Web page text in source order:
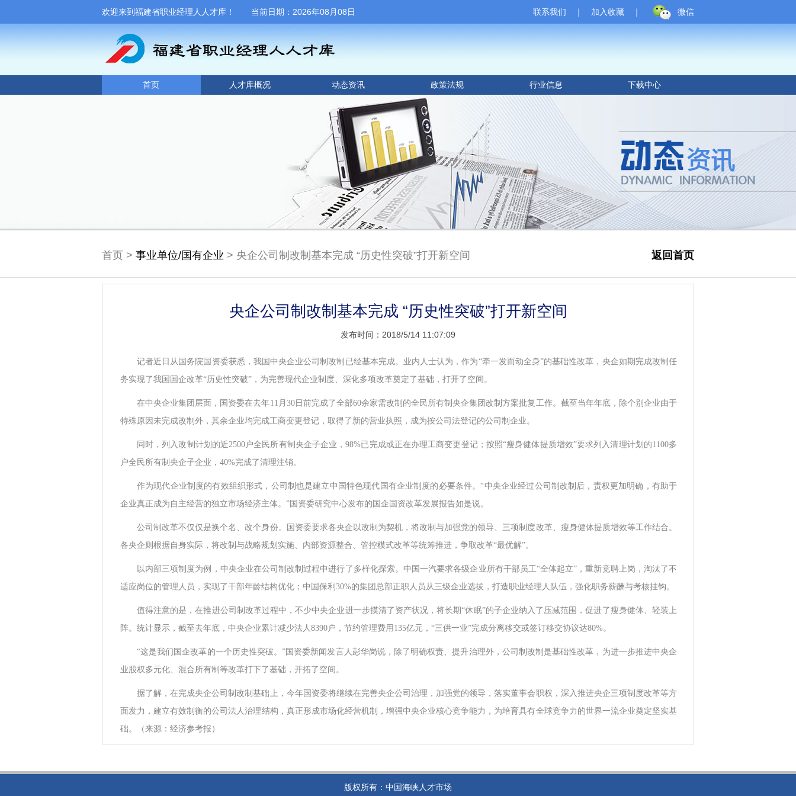
欢迎来到福建省职业经理人人才库！ 当前日期：2026年08月08日 联系我们 ｜ 加入收藏 ｜ 微信
首页 人才库概况 动态资讯 政策法规 行业信息 下载中心
首页 > 事业单位/国有企业 > 央企公司制改制基本完成 “历史性突破”打开新空间 返回首页
央企公司制改制基本完成 “历史性突破”打开新空间
发布时间：2018/5/14 11:07:09
记者近日从国务院国资委获悉，我国中央企业公司制改制已经基本完成。业内人士认为，作为“牵一发而动全身”的基础性改革，央企如期完成改制任
务实现了我国国企改革“历史性突破”，为完善现代企业制度、深化多项改革奠定了基础，打开了空间。
在中央企业集团层面，国资委在去年11月30日前完成了全部60余家需改制的全民所有制央企集团改制方案批复工作。截至当年年底，除个别企业由于
特殊原因未完成改制外，其余企业均完成工商变更登记，取得了新的营业执照，成为按公司法登记的公司制企业。
同时，列入改制计划的近2500户全民所有制央企子企业，98%已完成或正在办理工商变更登记；按照“瘦身健体提质增效”要求列入清理计划的1100多
户全民所有制央企子企业，40%完成了清理注销。
作为现代企业制度的有效组织形式，公司制也是建立中国特色现代国有企业制度的必要条件。“中央企业经过公司制改制后，责权更加明确，有助于
企业真正成为自主经营的独立市场经济主体。”国资委研究中心发布的国企国资改革发展报告如是说。
公司制改革不仅仅是换个名、改个身份。国资委要求各央企以改制为契机，将改制与加强党的领导、三项制度改革、瘦身健体提质增效等工作结合。
各央企则根据自身实际，将改制与战略规划实施、内部资源整合、管控模式改革等统筹推进，争取改革“最优解”。
以内部三项制度为例，中央企业在公司制改制过程中进行了多样化探索。中国一汽要求各级企业所有干部员工“全体起立”，重新竞聘上岗，淘汰了不
适应岗位的管理人员，实现了干部年龄结构优化；中国保利30%的集团总部正职人员从三级企业选拔，打造职业经理人队伍，强化职务薪酬与考核挂钩。
值得注意的是，在推进公司制改革过程中，不少中央企业进一步摸清了资产状况，将长期“休眠”的子企业纳入了压减范围，促进了瘦身健体、轻装上
阵。统计显示，截至去年底，中央企业累计减少法人8390户，节约管理费用135亿元，“三供一业”完成分离移交或签订移交协议达80%。
“这是我们国企改革的一个历史性突破。”国资委新闻发言人彭华岗说，除了明确权责、提升治理外，公司制改制是基础性改革，为进一步推进中央企
业股权多元化、混合所有制等改革打下了基础，开拓了空间。
据了解，在完成央企公司制改制基础上，今年国资委将继续在完善央企公司治理，加强党的领导，落实董事会职权，深入推进央企三项制度改革等方
面发力，建立有效制衡的公司法人治理结构，真正形成市场化经营机制，增强中央企业核心竞争能力，为培育具有全球竞争力的世界一流企业奠定坚实基
础。（来源：经济参考报）
版权所有：中国海峡人才市场